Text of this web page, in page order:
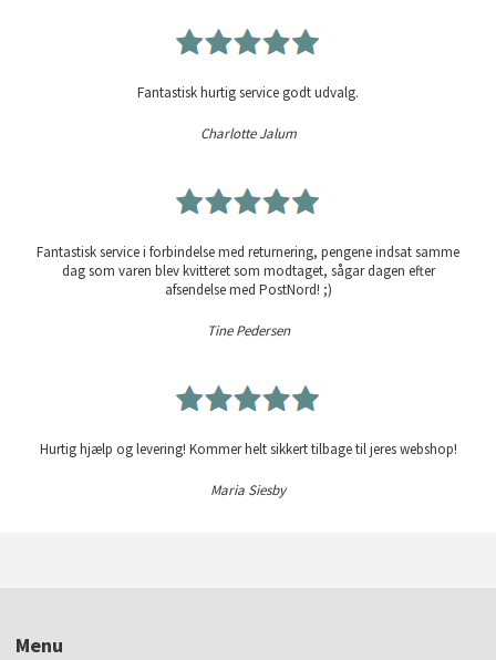
Fantastisk hurtig service godt udvalg.
Charlotte Jalum
Fantastisk service i forbindelse med returnering, pengene indsat samme
dag som varen blev kvitteret som modtaget, sågar dagen efter
afsendelse med PostNord! ;)
Tine Pedersen
Hurtig hjælp og levering! Kommer helt sikkert tilbage til jeres webshop!
Maria Siesby
Menu